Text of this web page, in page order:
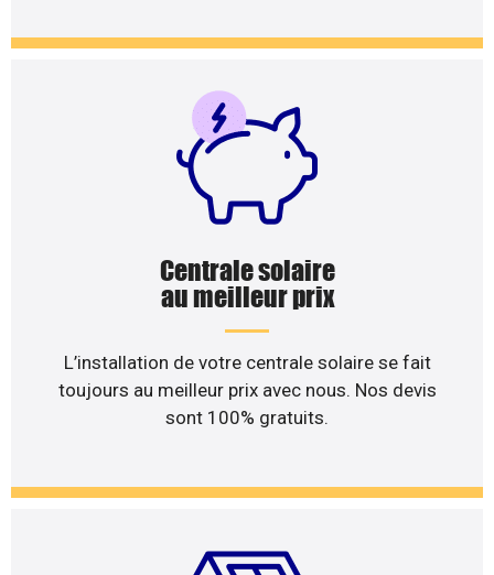
Centrale solaire
au meilleur prix
L’installation de votre centrale solaire se fait
toujours au meilleur prix avec nous. Nos devis
sont 100% gratuits.